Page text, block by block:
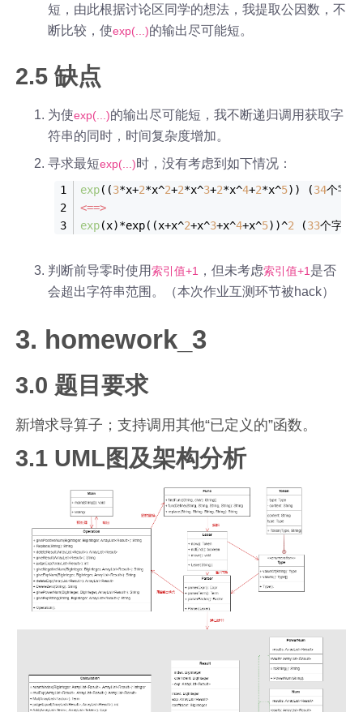
短，由此根据讨论区同学的想法，我提取公因数，不
断比较，使exp(...)的输出尽可能短。
2.5 缺点
为使exp(...)的输出尽可能短，我不断递归调用获取字
符串的同时，时间复杂度增加。
寻求最短exp(...)时，没有考虑到如下情况：
exp((3*x+2*x^2+2*x^3+2*x^4+2*x^5)) (34个字
<==>
exp(x)*exp((x+x^2+x^3+x^4+x^5))^2 (33个字符)
判断前导零时使用索引值+1 ，但未考虑索引值+1 是否
会超出字符串范围。（本次作业互测环节被hack）
3. homework_3
3.0 题目要求
新增求导算子；支持调用其他“已定义的”函数。
3.1 UML图及架构分析